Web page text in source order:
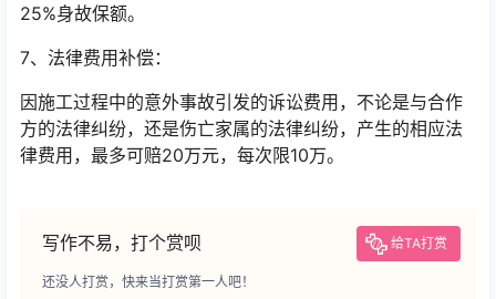
25%身故保额。
7、法律费用补偿：
因施工过程中的意外事故引发的诉讼费用，不论是与合作
方的法律纠纷，还是伤亡家属的法律纠纷，产生的相应法
律费用，最多可赔20万元，每次限10万。
写作不易，打个赏呗 给TA打赏
还没人打赏，快来当打赏第一人吧！